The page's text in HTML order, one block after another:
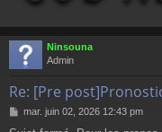
Ninsouna
Admin
Re: [Pre
M
mar. juin 02, 2026 12:43 pm